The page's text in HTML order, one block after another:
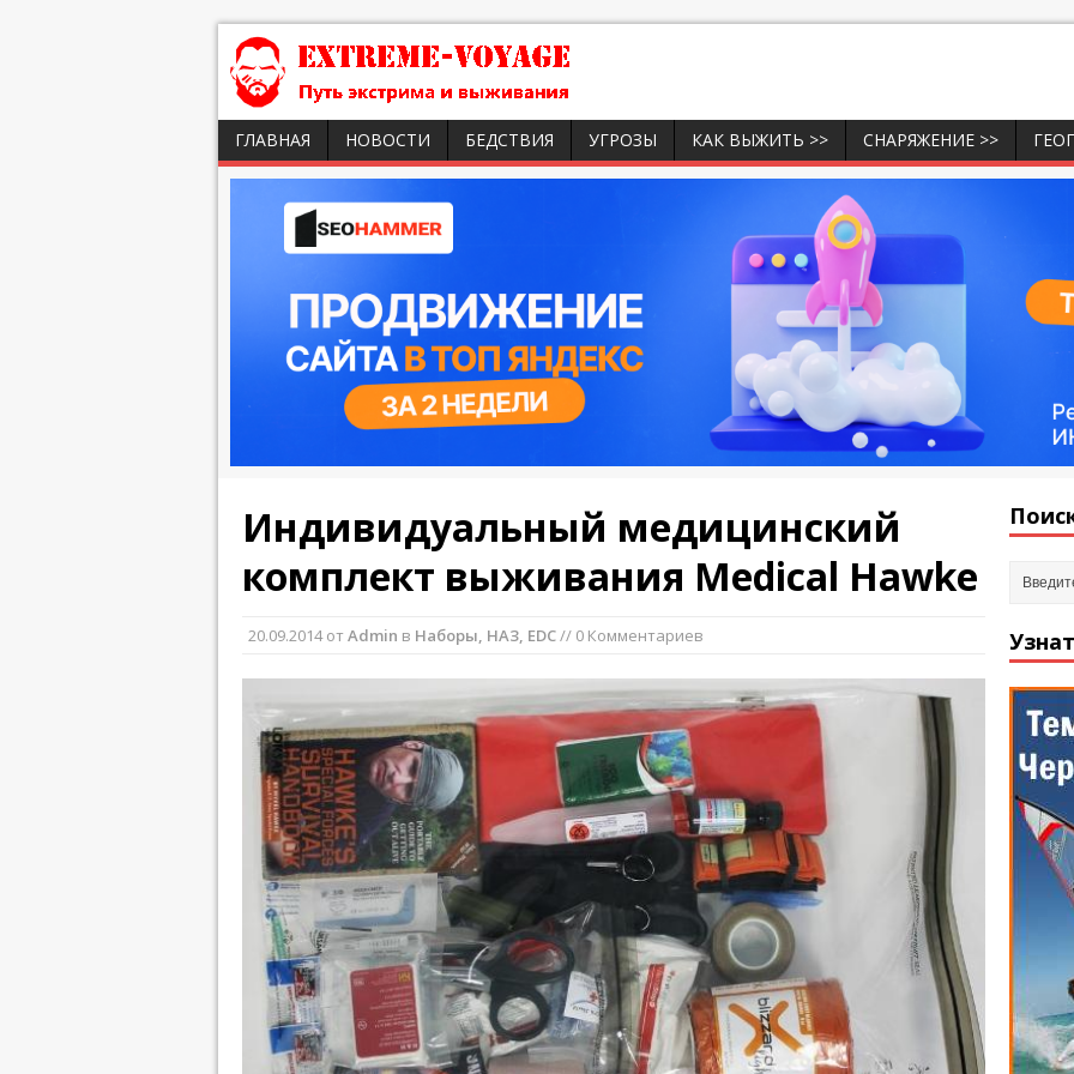
ГЛАВНАЯ НОВОСТИ БЕДСТВИЯ УГРОЗЫ КАК ВЫЖИТЬ >> СНАРЯЖЕНИЕ >>
Индивидуальный медицинский
комплект выживания Medical Hawke
20.09.2014от Admin в Наборы, НАЗ, EDC// 0 Комментариев